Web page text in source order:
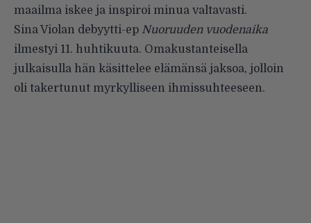
maailma iskee ja inspiroi minua valtavasti.
Sina Violan debyytti-ep Nuoruuden vuodenaika
ilmestyi 11. huhtikuuta. Omakustanteisella
julkaisulla hän käsittelee elämänsä jaksoa, jolloin
oli takertunut myrkylliseen ihmissuhteeseen.